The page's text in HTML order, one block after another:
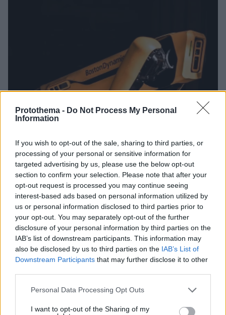
Protothema - Do Not Process My Personal
Information
If you wish to opt-out of the sale, sharing to third parties, or
processing of your personal or sensitive information for
targeted advertising by us, please use the below opt-out
section to confirm your selection. Please note that after your
opt-out request is processed you may continue seeing
interest-based ads based on personal information utilized by
us or personal information disclosed to third parties prior to
your opt-out. You may separately opt-out of the further
disclosure of your personal information by third parties on the
IAB’s list of downstream participants. This information may
also be disclosed by us to third parties on the IAB’s List of
Downstream Participants that may further disclose it to other
Please note that this website/app uses one or more Google
not limited to your visit or usage behaviour. You may click to
Personal Data Processing Opt Outs
I want to opt-out of the Sharing of my
Το μέλλον της τεχνολογίας
27.07.2026, 06:00
Η Smart φοιτητική κατοικία στην καρδιά της Αθήνας
03.08.2026, 10:56
σε Bάζει στην Aγορά Eργασίας
26.07.2026, 09:54